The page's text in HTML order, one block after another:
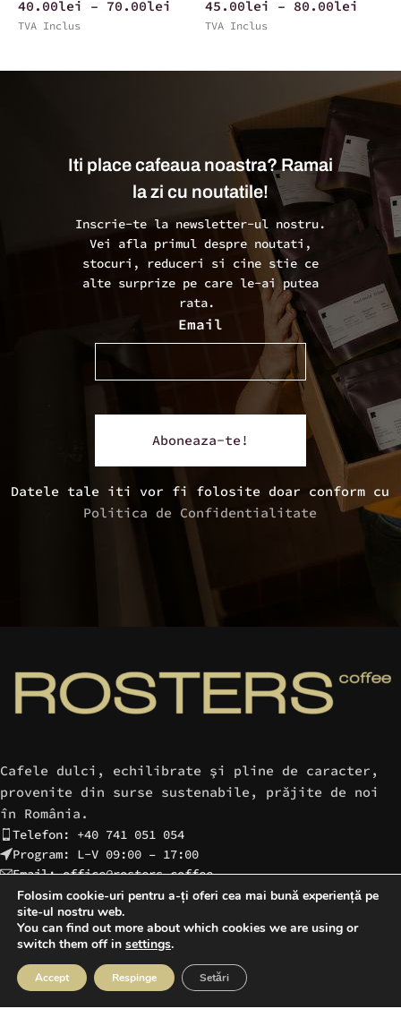
40.00lei – 70.00lei
TVA Inclus
45.00lei – 80.00lei
TVA Inclus
Iti place cafeaua noastra? Ramai
la zi cu noutatile!
Inscrie-te la newsletter-ul nostru.
Vei afla primul despre noutati,
stocuri, reduceri si cine stie ce
alte surprize pe care le-ai putea
rata.
Email
Datele tale iti vor fi folosite doar conform cu
Politica de Confidentialitate
Cafele dulci, echilibrate şi pline de caracter,
provenite din surse sustenabile, prăjite de noi
în România.
Telefon: +40 741 051 054
Program: L-V 09:00 – 17:00
Email: office@rosters.coffee
CAFELELE NOASTRE
LINK-URI UTILE
Folosim cookie-uri pentru a-ți oferi cea mai bună experiență pe
site-ul nostru web.
You can find out more about which cookies we are using or
switch them off in settings.
Accept Respinge Setări
FavoriteCos
Contul meu